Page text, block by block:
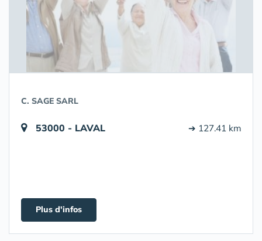
C. SAGE SARL
53000 - LAVAL ➔ 127.41 km
Plus d'infos